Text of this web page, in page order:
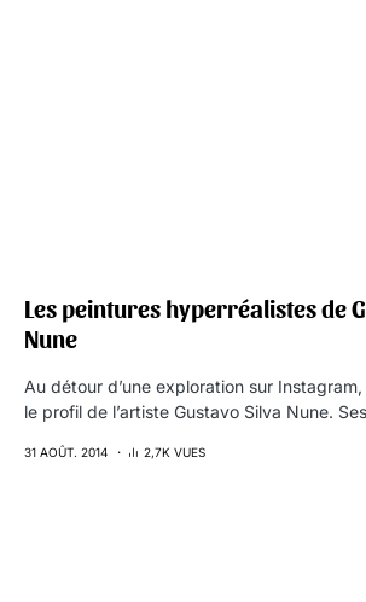
Les peintures hyperréalistes de
Nune
Au détour d’une exploration sur
le profil de l’artiste Gustavo Silva Nune.
31 AOÛT. 2014 2,7K VUES